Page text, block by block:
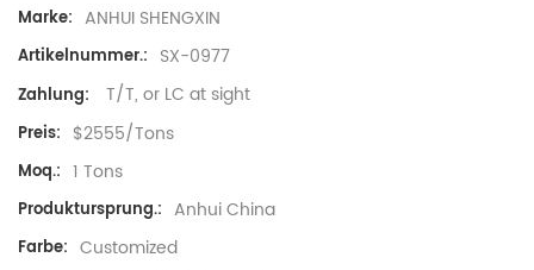
Marke: ANHUI SHENGXIN
Artikelnummer.: SX-0977
Zahlung: T/T, or LC at sight
Preis: $2555/Tons
Moq.: 1 Tons
Produktursprung.: Anhui China
Farbe: Customized